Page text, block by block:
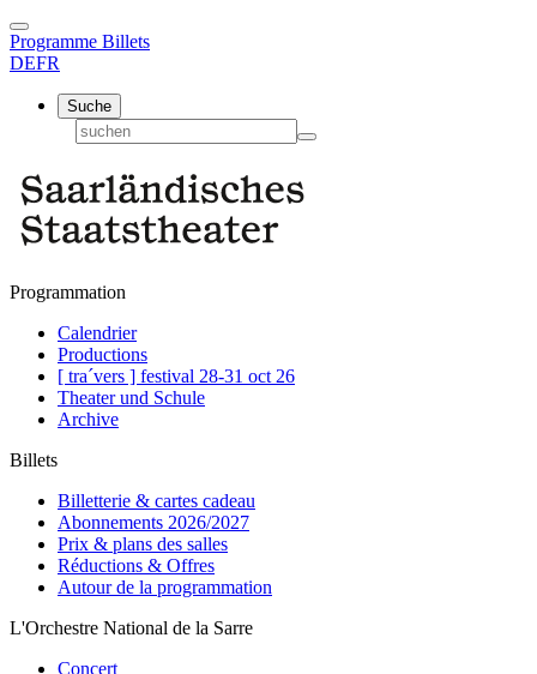
Programme Billets
DEFR
Suche
Programmation
Calendrier
Productions
[ tra´vers ] festival 28-31 oct 26
Theater und Schule
Archive
Billets
Billetterie & cartes cadeau
Abonnements 2026/2027
Prix & plans des salles
Réductions & Offres
Autour de la programmation
L'Orchestre National de la Sarre
Concert